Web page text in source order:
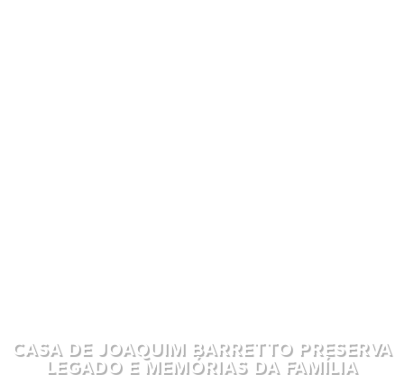
CASA DE JOAQUIM BARRETTO PRESERVA
LEGADO E MEMÓRIAS DA FAMÍLIA